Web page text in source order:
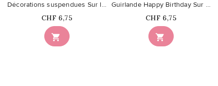

Décorations suspendues Sur la Route
Prix
CHF 6,75

Guirlande Happy Birthday Sur la Route
Prix
CHF 6,75